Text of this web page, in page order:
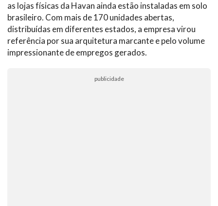
as lojas físicas da Havan ainda estão instaladas em solo
brasileiro. Com mais de 170 unidades abertas,
distribuídas em diferentes estados, a empresa virou
referência por sua arquitetura marcante e pelo volume
impressionante de empregos gerados.
publicidade